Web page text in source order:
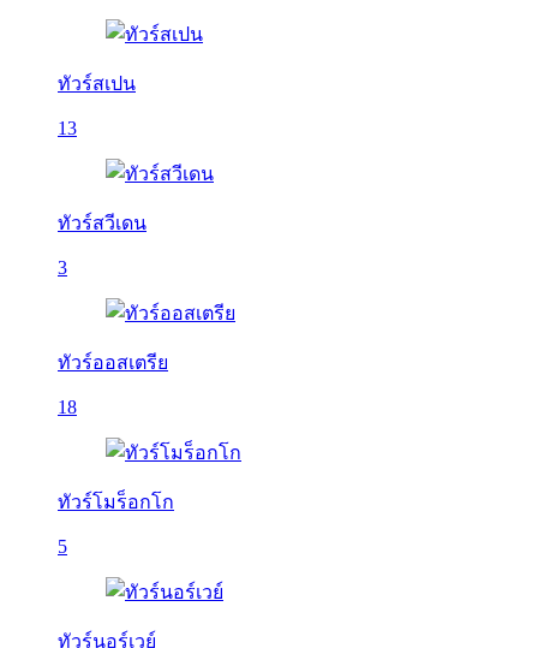
ทัวร์สเปน
13
ทัวร์สวีเดน
3
ทัวร์ออสเตรีย
18
ทัวร์โมร็อกโก
5
ทัวร์นอร์เวย์